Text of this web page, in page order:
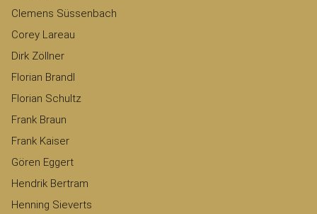
Clemens Süssenbach
Corey Lareau
Dirk Zöllner
Florian Brandl
Florian Schultz
Frank Braun
Frank Kaiser
Gören Eggert
Hendrik Bertram
Henning Sieverts